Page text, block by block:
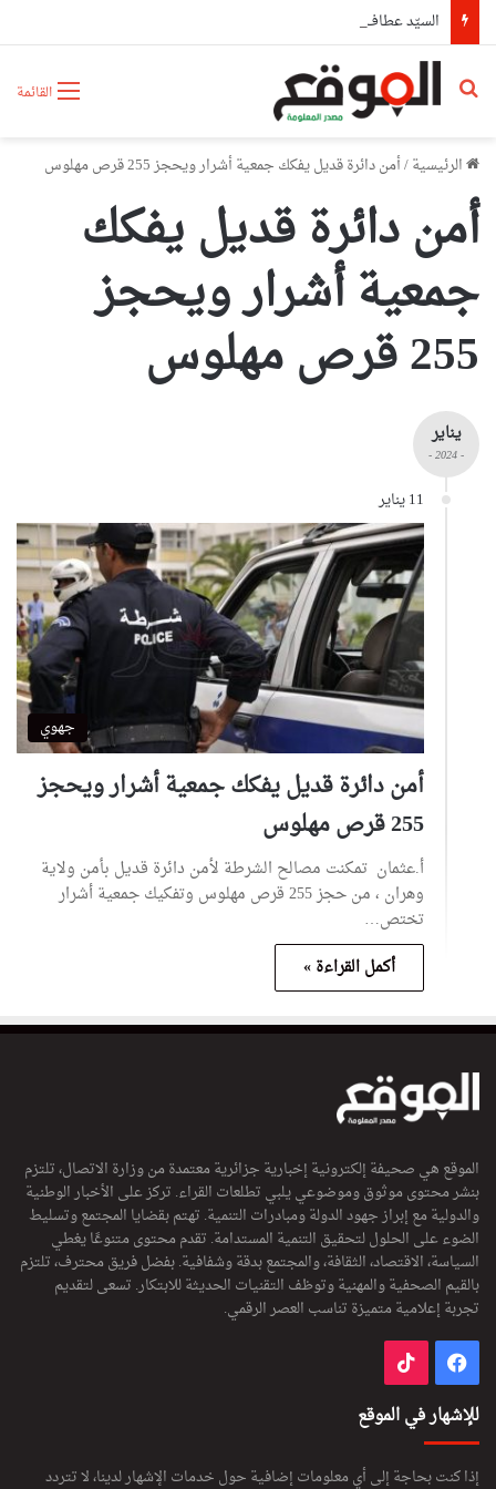
القائمة بحث عن
الرئيسية/أمن دائرة قديل يفكك جمعية أشرار ويحجز 255 قرص مهلوس
أمن دائرة قديل يفكك
جمعية أشرار ويحجز
255 قرص مهلوس
يناير
- 2024 -
11 يناير
جهوي
أمن دائرة قديل يفكك جمعية أشرار ويحجز
255 قرص مهلوس
أ.عثمان تمكنت مصالح الشرطة لأمن دائرة قديل بأمن ولاية
وهران ، من حجز 255 قرص مهلوس وتفكيك جمعية أشرار
تختص…
أكمل القراءة »
الموقع هي صحيفة إلكترونية إخبارية جزائرية معتمدة من وزارة الاتصال، تلتزم
بنشر محتوى موثوق وموضوعي يلبي تطلعات القراء. تركز على الأخبار الوطنية
والدولية مع إبراز جهود الدولة ومبادرات التنمية. تهتم بقضايا المجتمع وتسليط
الضوء على الحلول لتحقيق التنمية المستدامة. تقدم محتوى متنوعًا يغطي
السياسة، الاقتصاد، الثقافة، والمجتمع بدقة وشفافية. بفضل فريق محترف، تلتزم
بالقيم الصحفية والمهنية وتوظف التقنيات الحديثة للابتكار. تسعى لتقديم
تجربة إعلامية متميزة تناسب العصر الرقمي.
فيسبوك
للإشهار في الموقع
إذا كنت بحاجة إلى أي معلومات إضافية حول خدمات الإشهار لدينا، لا تتردد